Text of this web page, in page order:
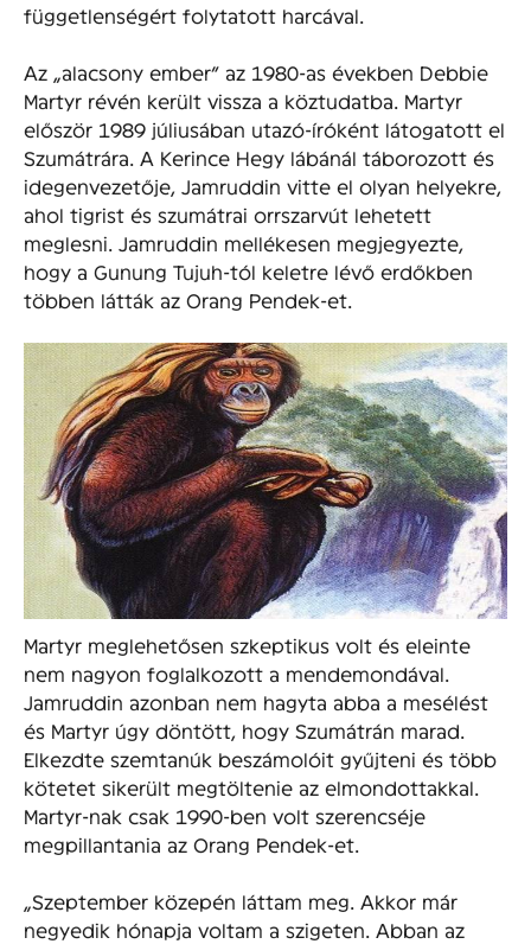
függetlenségért folytatott harcával.
Az „alacsony ember” az 1980-as években Debbie
Martyr révén került vissza a köztudatba. Martyr
először 1989 júliusában utazó-íróként látogatott el
Szumátrára. A Kerince Hegy lábánál táborozott és
idegenvezetője, Jamruddin vitte el olyan helyekre,
ahol tigrist és szumátrai orrszarvút lehetett
meglesni. Jamruddin mellékesen megjegyezte,
hogy a Gunung Tujuh-tól keletre lévő erdőkben
többen látták az Orang Pendek-et.
Martyr meglehetősen szkeptikus volt és eleinte
nem nagyon foglalkozott a mendemondával.
Jamruddin azonban nem hagyta abba a mesélést
és Martyr úgy döntött, hogy Szumátrán marad.
Elkezdte szemtanúk beszámolóit gyűjteni és több
kötetet sikerült megtöltenie az elmondottakkal.
Martyr-nak csak 1990-ben volt szerencséje
megpillantania az Orang Pendek-et.
„Szeptember közepén láttam meg. Akkor már
negyedik hónapja voltam a szigeten. Abban az